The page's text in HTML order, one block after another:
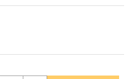
HLEDAT